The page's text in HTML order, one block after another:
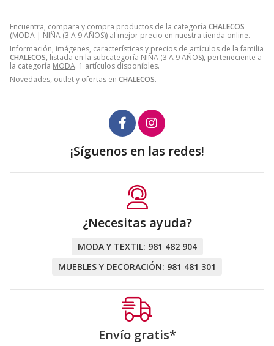
Encuentra, compara y compra productos de la categoría CHALECOS
(MODA | NIÑA (3 A 9 AÑOS)) al mejor precio en nuestra tienda online.
Información, imágenes, características y precios de artículos de la familia
CHALECOS, listada en la subcategoría NIÑA (3 A 9 AÑOS), perteneciente a
la categoría MODA. 1 artículos disponibles.
Novedades, outlet y ofertas en CHALECOS.
¡Síguenos en las redes!
¿Necesitas ayuda?
MODA Y TEXTIL: 981 482 904
MUEBLES Y DECORACIÓN: 981 481 301
Envío gratis*